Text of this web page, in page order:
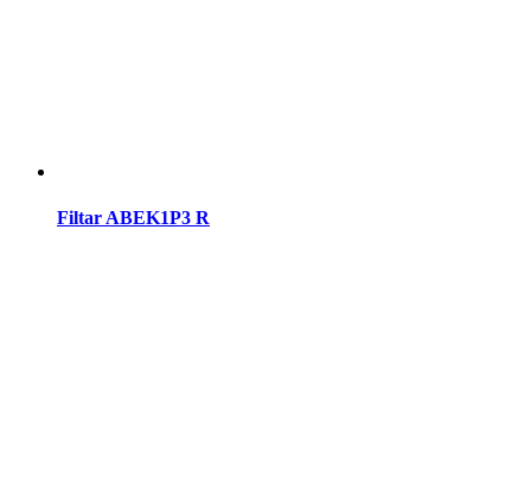
Filtar ABEK1P3 R